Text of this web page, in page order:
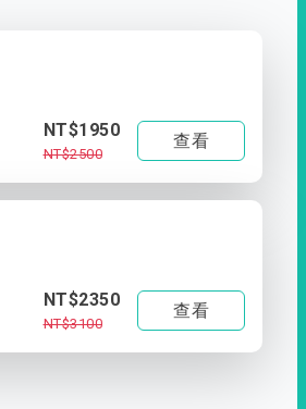
NT$1950
NT$2500
查看
NT$2350
NT$3100
查看